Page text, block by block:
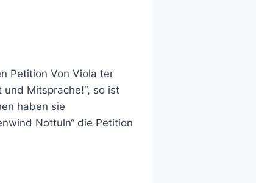
Petition Von Viola ter
Mitsprache!“, so ist
haben sie
Nottuln“ die Petition